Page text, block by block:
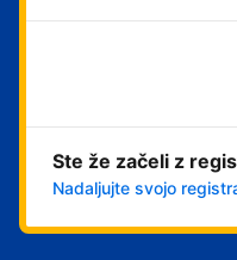
Ste že začeli z
Nadaljujte svojo